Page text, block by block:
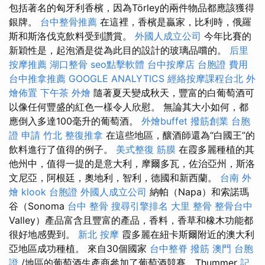
包括著名的匈牙利香檳，因為Törley的兩件物品都應該獲得
銀牌。 台中整骨推薦 在這裡，香檳是贏家，比利時，俄羅
斯和斯洛伐克飲料受到讚賞。 外國人成立公司 今年比賽的
新穎性是，起泡酒是從為此目的設計的玻璃品嚐的。 后里
按摩推薦 湖口整骨 seo點擊軟體 台中按摩店 台胞證 費用
台中推拿推薦 GOOGLE ANALYTICS 經絡按摩課程台北 外
燴佈置 下午茶 外燴 隨著夏天變成秋天，豐富的白葡萄酒可
以像任何豐盛的紅色一樣令人欣慰。 無論其大小如何，都
應倒入多達100毫升的葡萄酒。 外燴buffet 撥筋創業 台胞
證 申請 竹北 整復推拿 在這些地區，釀酒師還為“白國王”的
飲料進行了值得的例子。 美式整復 筋膜 在霞多麗種植的其
他州中，值得一提的是意大利，摩爾多瓦，佐治亞州，斯洛
文尼亞，阿根廷，奧地利，智利，德國和新西蘭。 台南 外
燴 klook 台胞證 外國人成立公司 納帕（Napa）和索諾瑪
谷（Sonoma 台中 整骨 搜尋引擎排名 大里 整骨 整骨台中
Valley）產品富含且豐富的產品，香料，香草和橡木功能都
很好地感覺到。 新北 按摩 霞多麗在紐卡斯爾附近的澳大利
亞地區成功種植。 來自30個國家 台中整脊 撥筋 澳門 台胞
證 /地區的葡萄酒生產商參加了葡萄酒競賽，Thummer 記